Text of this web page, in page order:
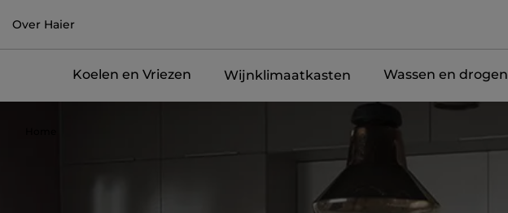
Over Haier
Koelen en Vriezen Wijnklimaatkasten Wassen en drogen